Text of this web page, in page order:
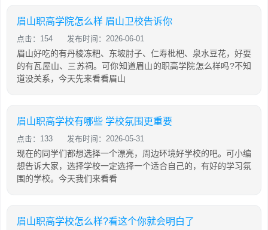
眉山职高学院怎么样 眉山卫校告诉你
点击：154 发布时间：2026-06-01
眉山好吃的有丹棱冻粑、东坡肘子、仁寿枇杷、泉水豆花，好耍
的有瓦屋山、三苏祠。可你知道眉山的职高学院怎么样吗?不知
道没关系，今天先来看看眉山
眉山职高学校有哪些 学校氛围更重要
点击：133 发布时间：2026-05-31
现在的同学们都想选择一个漂亮，周边环境好学校的吧。可小编
想告诉大家，选择学校一定选择一个适合自己的，有好的学习氛
围的学校。今天我们来看看
眉山职高学校怎么样?看这个你就会明白了